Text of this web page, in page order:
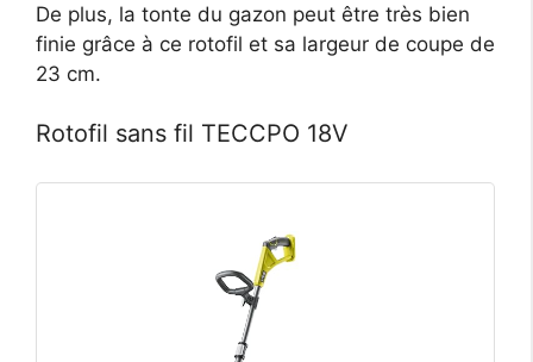
De plus, la tonte du gazon peut être très bien
finie grâce à ce rotofil et sa largeur de coupe de
23 cm.
Rotofil sans fil TECCPO 18V